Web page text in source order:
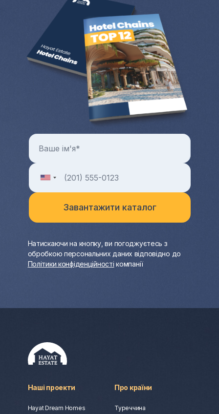
Натискаючи на кнопку, ви погоджуєтесь з
обробкою персональних даних відповідно до
Політики конфіденційності компанії
Наші проекти
Hayat Dream Homes
Про країни
Туреччина